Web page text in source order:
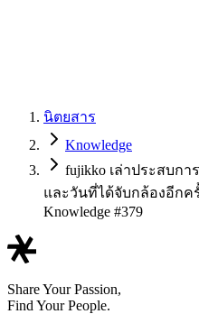
นิตยสาร
Knowledge
fujikko เล่าประสบก
และวันที่ได้จับกล้องอีกครั้
Knowledge #379
Share Your Passion,
Find Your People.